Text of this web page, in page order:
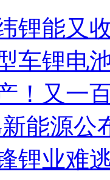
锂能又
车锂电
！又一
能源公
锂业难